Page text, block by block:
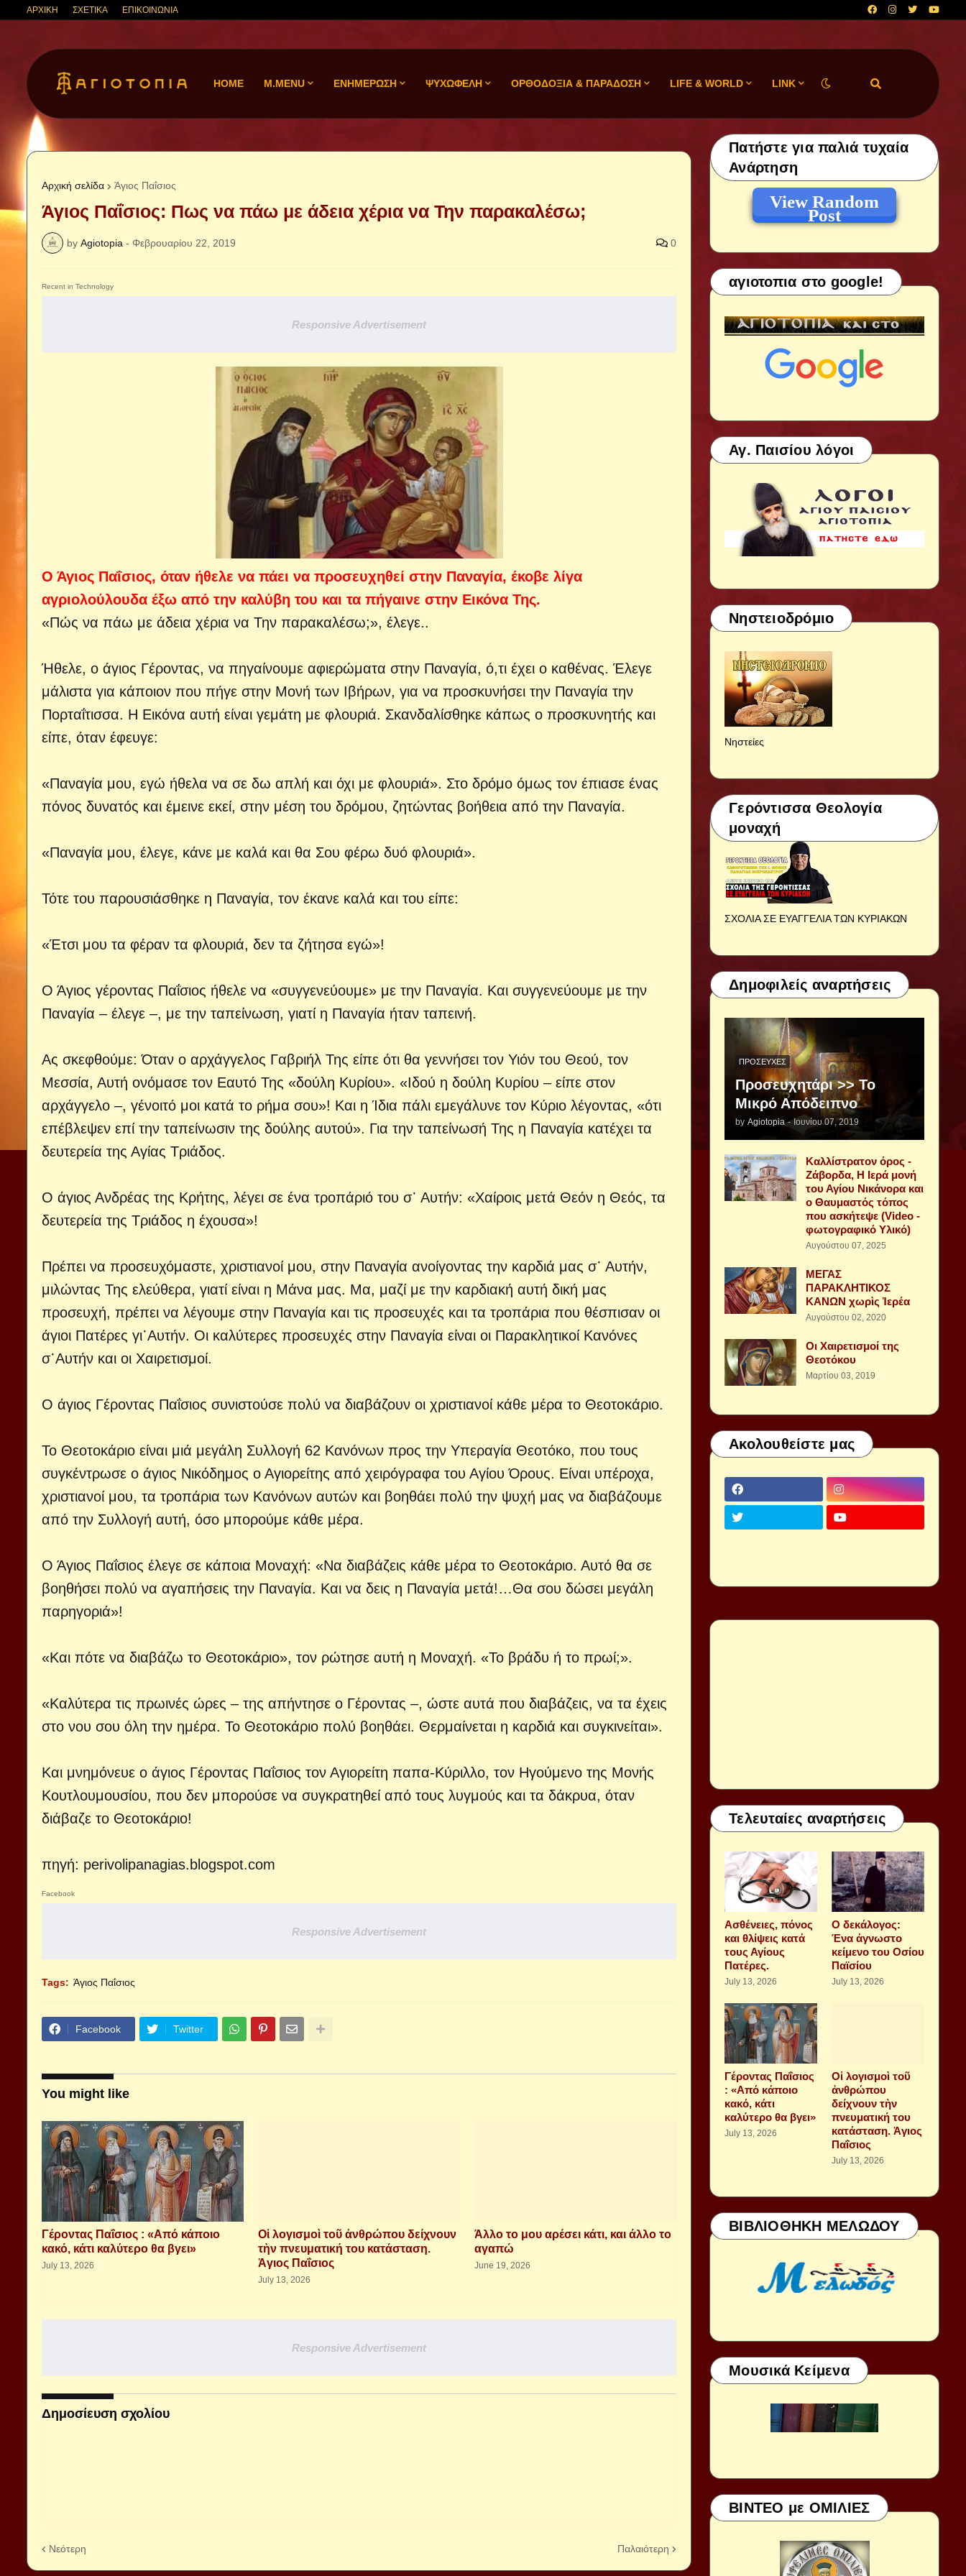
ΑΡΧΙΚΗ ΣΧΕΤΙΚΑ ΕΠΙΚΟΙΝΩΝΙΑ
HOME M.MENU ΕΝΗΜΕΡΩΣΗ ΨΥΧΩΦΕΛΗ ΟΡΘΟΔΟΞΙΑ & ΠΑΡΑΔΟΣΗ LIFE & WORLD LINK
Αρχική σελίδα Άγιος Παΐσιος
Άγιος Παΐσιος: Πως να πάω με άδεια χέρια να Την παρακαλέσω;
by Agiotopia - Φεβρουαρίου 22, 2019 0
Recent in Technology
Responsive Advertisement
Ο Άγιος Παΐσιος, όταν ήθελε να πάει να προσευχηθεί στην Παναγία, έκοβε λίγα
αγριολούλουδα έξω από την καλύβη του και τα πήγαινε στην Εικόνα Της.
«Πώς να πάω με άδεια χέρια να Την παρακαλέσω;», έλεγε..
Ήθελε, ο άγιος Γέροντας, να πηγαίνουμε αφιερώματα στην Παναγία, ό,τι έχει ο καθένας. Έλεγε
μάλιστα για κάποιον που πήγε στην Μονή των Ιβήρων, για να προσκυνήσει την Παναγία την
Πορταΐτισσα. Η Εικόνα αυτή είναι γεμάτη με φλουριά. Σκανδαλίσθηκε κάπως ο προσκυνητής και
είπε, όταν έφευγε:
«Παναγία μου, εγώ ήθελα να σε δω απλή και όχι με φλουριά». Στο δρόμο όμως τον έπιασε ένας
πόνος δυνατός και έμεινε εκεί, στην μέση του δρόμου, ζητώντας βοήθεια από την Παναγία.
«Παναγία μου, έλεγε, κάνε με καλά και θα Σου φέρω δυό φλουριά».
Τότε του παρουσιάσθηκε η Παναγία, τον έκανε καλά και του είπε:
«Έτσι μου τα φέραν τα φλουριά, δεν τα ζήτησα εγώ»!
Ο Άγιος γέροντας Παΐσιος ήθελε να «συγγενεύουμε» με την Παναγία. Και συγγενεύουμε με την
Παναγία – έλεγε –, με την ταπείνωση, γιατί η Παναγία ήταν ταπεινή.
Ας σκεφθούμε: Όταν ο αρχάγγελος Γαβριήλ Της είπε ότι θα γεννήσει τον Υιόν του Θεού, τον
Μεσσία, Αυτή ονόμασε τον Εαυτό Της «δούλη Κυρίου». «Ιδού η δούλη Κυρίου – είπε στον
αρχάγγελο –, γένοιτό μοι κατά το ρήμα σου»! Και η Ίδια πάλι εμεγάλυνε τον Κύριο λέγοντας, «ότι
επέβλεψεν επί την ταπείνωσιν της δούλης αυτού». Για την ταπείνωσή Της η Παναγία κατέχει τα
δευτερεία της Αγίας Τριάδος.
Ο άγιος Ανδρέας της Κρήτης, λέγει σε ένα τροπάριό του σ᾽ Αυτήν: «Χαίροις μετά Θεόν η Θεός, τα
δευτερεία της Τριάδος η έχουσα»!
Πρέπει να προσευχόμαστε, χριστιανοί μου, στην Παναγία ανοίγοντας την καρδιά μας σ᾽ Αυτήν,
μιλώντας Της ελεύθερα, γιατί είναι η Μάνα μας. Μα, μαζί με την καρδιακή αυτή δική μας
προσευχή, πρέπει να λέγουμε στην Παναγία και τις προσευχές και τα τροπάρια που θέσπισαν οι
άγιοι Πατέρες γι᾽Αυτήν. Οι καλύτερες προσευχές στην Παναγία είναι οι Παρακλητικοί Κανόνες
σ᾽Αυτήν και οι Χαιρετισμοί.
Ο άγιος Γέροντας Παΐσιος συνιστούσε πολύ να διαβάζουν οι χριστιανοί κάθε μέρα το Θεοτοκάριο.
Το Θεοτοκάριο είναι μιά μεγάλη Συλλογή 62 Κανόνων προς την Υπεραγία Θεοτόκο, που τους
συγκέντρωσε ο άγιος Νικόδημος ο Αγιορείτης από χειρόγραφα του Αγίου Όρους. Είναι υπέροχα,
χριστιανοί μου, τα τροπάρια των Κανόνων αυτών και βοηθάει πολύ την ψυχή μας να διαβάζουμε
από την Συλλογή αυτή, όσο μπορούμε κάθε μέρα.
Ο Άγιος Παΐσιος έλεγε σε κάποια Μοναχή: «Να διαβάζεις κάθε μέρα το Θεοτοκάριο. Αυτό θα σε
βοηθήσει πολύ να αγαπήσεις την Παναγία. Και να δεις η Παναγία μετά!…Θα σου δώσει μεγάλη
παρηγοριά»!
«Και πότε να διαβάζω το Θεοτοκάριο», τον ρώτησε αυτή η Μοναχή. «Το βράδυ ή το πρωί;».
«Καλύτερα τις πρωινές ώρες – της απήντησε ο Γέροντας –, ώστε αυτά που διαβάζεις, να τα έχεις
στο νου σου όλη την ημέρα. Το Θεοτοκάριο πολύ βοηθάει. Θερμαίνεται η καρδιά και συγκινείται».
Και μνημόνευε ο άγιος Γέροντας Παΐσιος τον Αγιορείτη παπα-Κύριλλο, τον Ηγούμενο της Μονής
Κουτλουμουσίου, που δεν μπορούσε να συγκρατηθεί από τους λυγμούς και τα δάκρυα, όταν
διάβαζε το Θεοτοκάριο!
πηγή: perivolipanagias.blogspot.com
Facebook
Responsive Advertisement
Tags: Άγιος Παΐσιος
Facebook Twitter
You might like
Γέροντας Παΐσιος : «Από κάποιο
κακό, κάτι καλύτερο θα βγει»
July 13, 2026
Οἱ λογισμοὶ τοῦ ἀνθρώπου δείχνουν
τὴν πνευματική του κατάσταση.
Ἁγιος Παΐσιος
July 13, 2026
Άλλο το μου αρέσει κάτι, και άλλο το
αγαπώ
June 19, 2026
Responsive Advertisement
Δημοσίευση σχολίου
Νεότερη Παλαιότερη
Πατήστε για παλιά τυχαία
Ανάρτηση
View Random
Post
αγιοτοπια στο google!
Αγ. Παισίου λόγοι
Νηστειοδρόμιο
Νηστείες
Γερόντισσα Θεολογία
μοναχή
ΣΧΟΛΙΑ ΣΕ ΕΥΑΓΓΕΛΙΑ ΤΩΝ ΚΥΡΙΑΚΩΝ
Δημοφιλείς αναρτήσεις
ΠΡΟΣΕΥΧΈΣ
Προσευχητάρι >> Το
Μικρό Απόδειπνο
by Agiotopia - Ιουνίου 07, 2019
Καλλίστρατον όρος -
Ζάβορδα, Η Ιερά μονή
του Αγίου Νικάνορα και
ο Θαυμαστός τόπος
που ασκήτεψε (Video -
φωτογραφικό Υλικό)
Αυγούστου 07, 2025
ΜΕΓΑΣ
ΠΑΡΑΚΛΗΤΙΚΟΣ
ΚΑΝΩΝ χωρὶς Ἱερέα
Αυγούστου 02, 2020
Οι Χαιρετισμοί της
Θεοτόκου
Μαρτίου 03, 2019
Ακολουθείστε μας
Τελευταίες αναρτήσεις
Aσθένειες, πόνος
και θλίψεις κατά
τους Αγίους
Πατέρες.
July 13, 2026
Ο δεκάλογος:
Ένα άγνωστο
κείμενο του Οσίου
Παϊσίου
July 13, 2026
Γέροντας Παΐσιος
: «Από κάποιο
κακό, κάτι
καλύτερο θα βγει»
July 13, 2026
Οἱ λογισμοὶ τοῦ
ἀνθρώπου
δείχνουν τὴν
πνευματική του
κατάσταση. Ἁγιος
Παΐσιος
July 13, 2026
ΒΙΒΛΙΟΘΗΚΗ ΜΕΛΩΔΟΥ
Μουσικά Κείμενα
ΒΙΝΤΕΟ με ΟΜΙΛΙΕΣ